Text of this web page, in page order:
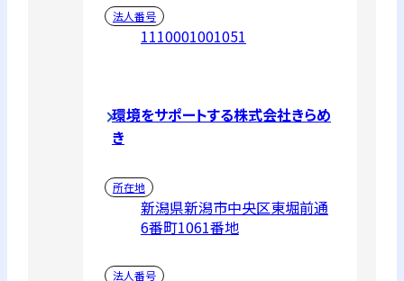
法人番号
1110001001051
環境をサポートする株式会社きらめ
き
所在地
新潟県新潟市中央区東堀前通
6番町1061番地
法人番号